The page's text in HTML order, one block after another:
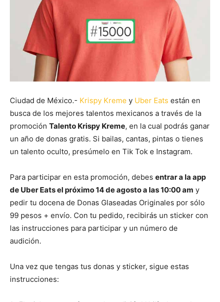
Ciudad de México.- Krispy Kreme y Uber Eats están en
busca de los mejores talentos mexicanos a través de la
promoción Talento Krispy Kreme, en la cual podrás ganar
un año de donas gratis. Si bailas, cantas, pintas o tienes
un talento oculto, presúmelo en Tik Tok e Instagram.
Para participar en esta promoción, debes entrar a la app
de Uber Eats el próximo 14 de agosto a las 10:00 am y
pedir tu docena de Donas Glaseadas Originales por sólo
99 pesos + envío. Con tu pedido, recibirás un sticker con
las instrucciones para participar y un número de
audición.
Una vez que tengas tus donas y sticker, sigue estas
instrucciones: